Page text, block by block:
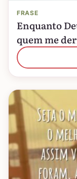
FRASE
Enquanto
quem me